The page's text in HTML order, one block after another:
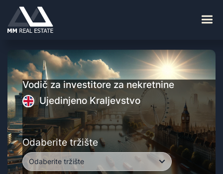
Vodič za investitore za nekretnine
Ujedinjeno Kraljevstvo
Odaberite tržište